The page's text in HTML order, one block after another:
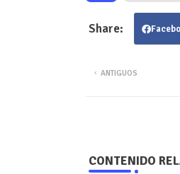
ANTIGUOS
CONTENIDO